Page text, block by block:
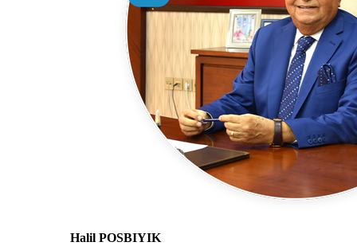
Halil POSBIYIK